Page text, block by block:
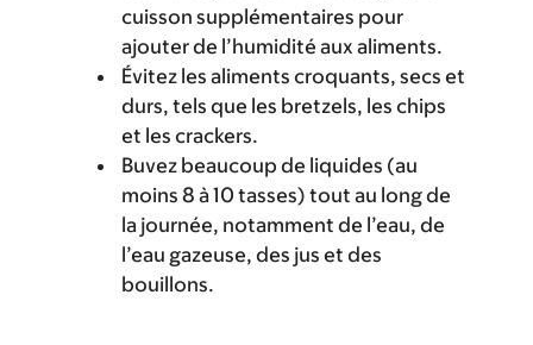
cuisson supplémentaires pour
ajouter de l’humidité aux aliments.
Évitez les aliments croquants, secs et
durs, tels que les bretzels, les chips
et les crackers.
Buvez beaucoup de liquides (au
moins 8 à 10 tasses) tout au long de
la journée, notamment de l’eau, de
l’eau gazeuse, des jus et des
bouillons.